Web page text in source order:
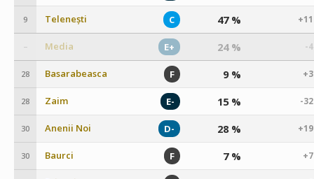
9 Telenești C 47 %
– Media E+ 24 % -
28 Basarabeasca F 9 %
28 Zaim E- 15 % -
30 Anenii Noi D- 28 %
30 Baurci F 7 %